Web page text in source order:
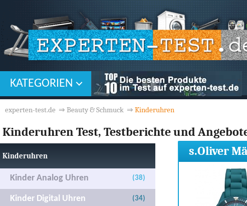
KATEGORIEN
experten-test.de ⇒ Beauty & Schmuck ⇒ Kinderuhren
Kinderuhren Test, Testberichte und
Kinderuhren
Kinder Analog Uhren (38)
Kinder Digital Uhren (34)
s.Oliver